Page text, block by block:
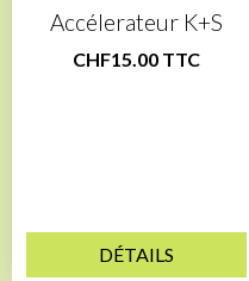
Accélerateur K+S
CHF15.00 TTC
DÉTAILS